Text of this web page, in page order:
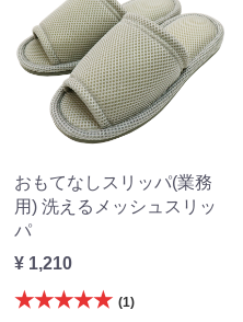
おもてなしスリッパ(業務
用) 洗えるメッシュスリッ
パ
¥ 1,210
★★★★★ (1)